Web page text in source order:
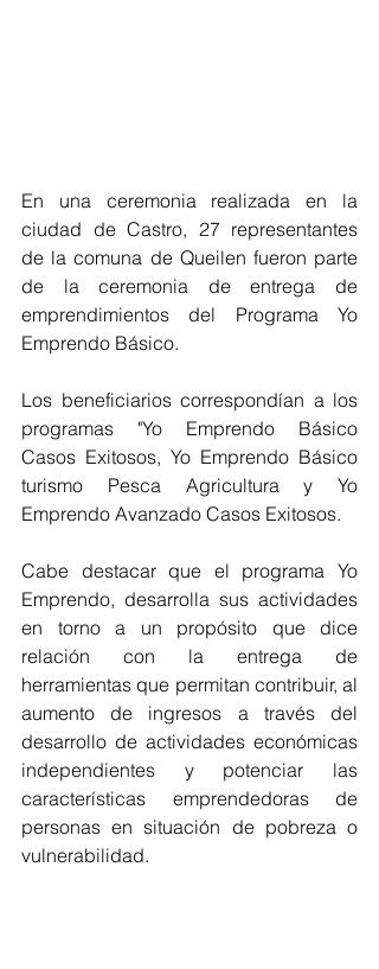
En una ceremonia realizada en la
ciudad de Castro, 27 representantes
de la comuna de Queilen fueron parte
de la ceremonia de entrega de
emprendimientos del Programa Yo
Emprendo Básico.
Los beneficiarios correspondían a los
programas "Yo Emprendo Básico
Casos Exitosos, Yo Emprendo Básico
turismo Pesca Agricultura y Yo
Emprendo Avanzado Casos Exitosos.
Cabe destacar que el programa Yo
Emprendo, desarrolla sus actividades
en torno a un propósito que dice
relación con la entrega de
herramientas que permitan contribuir, al
aumento de ingresos a través del
desarrollo de actividades económicas
independientes y potenciar las
características emprendedoras de
personas en situación de pobreza o
vulnerabilidad.